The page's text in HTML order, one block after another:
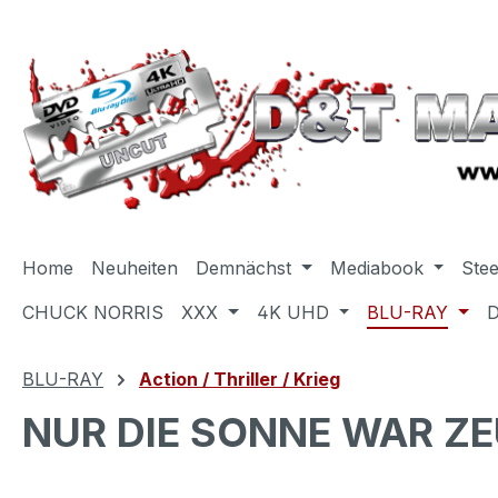
Home Neuheiten Demnächst Mediabook
CHUCK NORRIS
XXX 4K UHD BLU-RAY
BLU-RAY Action / Thriller / Krieg
NUR DIE SONNE WAR